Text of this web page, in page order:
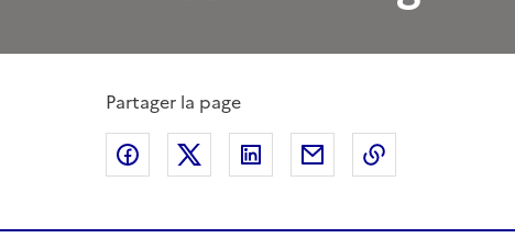
Partager la page
Partager sur Facebook
Partager sur XPartager sur LinkedIn
Partager par email